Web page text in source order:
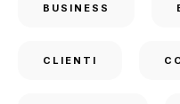
BUSINESS
CLIENTI